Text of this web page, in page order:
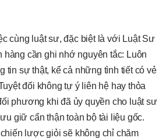
cùng luật sư, đặc biệt là với Luật Sư
hàng cần ghi nhớ nguyên tắc: Luôn
tin sự thật, kể cả những tình tiết có vẻ
đối không tự ý liên hệ hay thỏa
phương khi đã ủy quyền cho luật sư
giữ cẩn thận toàn bộ tài liệu gốc.
lược giỏi sẽ không chỉ chăm